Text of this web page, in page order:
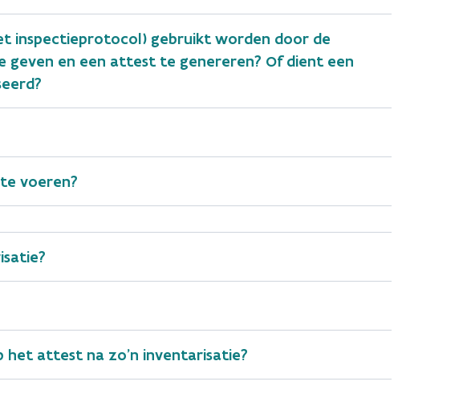
gebouw of de gebouweenheid, bijv. uittreksel of kopie
naam en adres. Omwille van de privacy mag OVAM enkel
dat bewijs van eigendom worden meegestuurd. Enkel de
inspectieprotocol) gebruikt worden door de
geven en een attest te genereren? Of dient een
voeren?
het attest na zo’n inventarisatie?